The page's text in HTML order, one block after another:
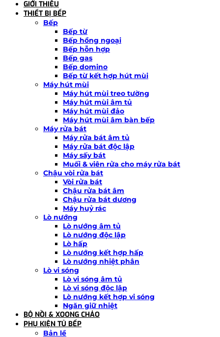
GIỚI THIỆU
THIẾT BỊ BẾP
Bếp
Bếp từ
Bếp hồng ngoại
Bếp hỗn hợp
Bếp gas
Bếp domino
Bếp từ kết hợp hút mùi
Máy hút mùi
Máy hút mùi treo tường
Máy hút mùi âm tủ
Máy hút mùi đảo
Máy hút mùi âm bàn bếp
Máy rửa bát
Máy rửa bát âm tủ
Máy rửa bát độc lập
Máy sấy bát
Muối & viên rửa cho máy rửa bát
Chậu vòi rửa bát
Vòi rửa bát
Chậu rửa bát âm
Chậu rửa bát dương
Máy huỷ rác
Lò nướng
Lò nướng âm tủ
Lò nướng độc lập
Lò hấp
Lò nướng kết hợp hấp
Lò nướng nhiệt phân
Lò vi sóng
Lò vi sóng âm tủ
Lò vi sóng độc lập
Lò nướng kết hợp vi sóng
Ngăn giữ nhiệt
BỘ NỒI & XOONG CHẢO
PHỤ KIỆN TỦ BẾP
Bản lề